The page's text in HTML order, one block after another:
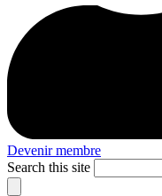
Devenir membre
Search this site